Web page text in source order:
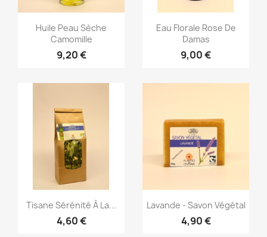
Aperçu rapide
Huile Peau Sèche
Camomille
9,20 €
Aperçu rapide
Eau Florale Rose De
Damas
9,00 €
Aperçu rapide
Tisane Sérénité À La...
4,60 €
Aperçu rapide
Lavande - Savon Végétal
4,90 €